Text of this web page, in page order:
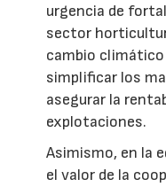
urgencia de
sector
cambio climático
simplificar los
asegurar la
explotaciones.
Asimismo, en la
el valor de la